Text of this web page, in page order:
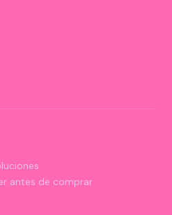
antes de comprar